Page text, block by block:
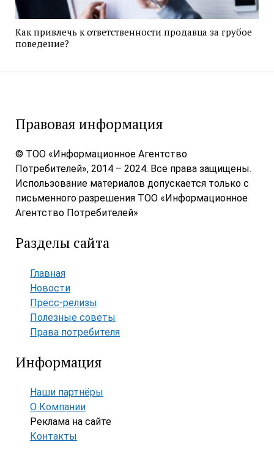
Как привлечь к ответственности продавца за грубое
поведение?
Правовая информация
© ТОО «Информационное Агентство
Потребителей», 2014 – 2024. Все права защищены.
Использование материалов допускается только с
письменного разрешения ТОО «Информационное
Агентство Потребителей»
Разделы сайта
Главная
Новости
Пресс-релизы
Полезные советы
Права потребителя
Информация
Наши партнёры
О Компании
Реклама на сайте
Контакты